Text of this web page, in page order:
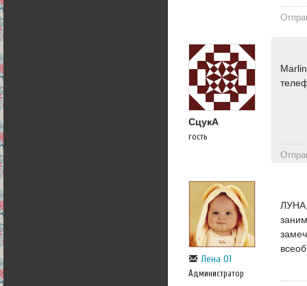
CцукА
гость
Лена 01
Администратор
ЛУНА,